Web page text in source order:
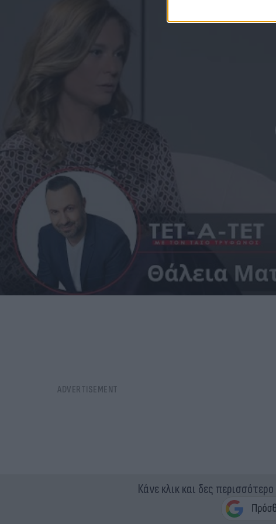
Κάνε κλικ και δες περισσότερο